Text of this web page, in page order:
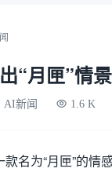
“月匣”情
AI新闻 1.6 K
名为“月匣”的